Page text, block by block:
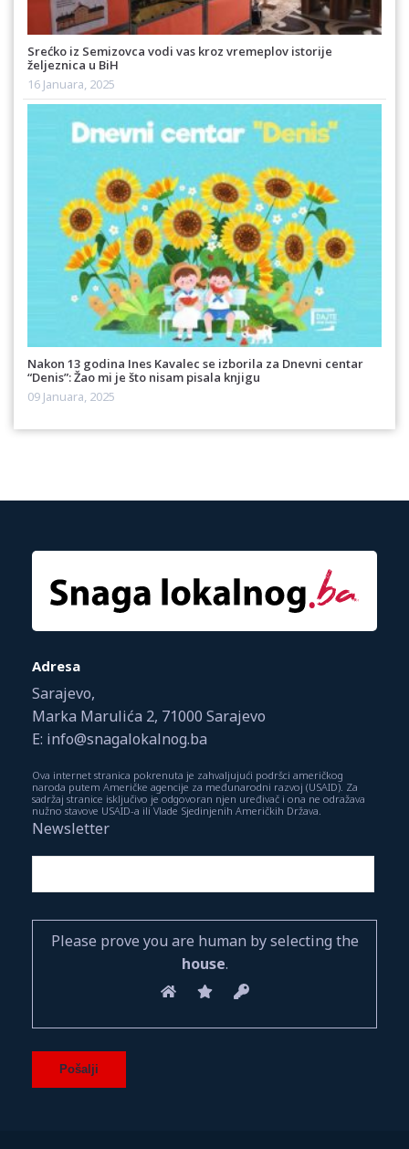
Srećko iz Semizovca vodi vas kroz vremeplov istorije
željeznica u BiH
16 Januara, 2025
Nakon 13 godina Ines Kavalec se izborila za Dnevni centar
“Denis”: Žao mi je što nisam pisala knjigu
09 Januara, 2025
Adresa
Sarajevo,
Marka Marulića 2, 71000 Sarajevo
E: info@snagalokalnog.ba
Ova internet stranica pokrenuta je zahvaljujući podršci američkog
naroda putem Američke agencije za međunarodni razvoj (USAID). Za
sadržaj stranice isključivo je odgovoran njen uređivač i ona ne odražava
nužno stavove USAID-a ili Vlade Sjedinjenih Američkih Država.
Newsletter
Please prove you are human by selecting the
house.